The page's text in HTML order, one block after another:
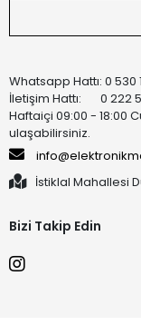
Whatsapp Hattı: 0 530
İletişim Hattı: 0 222
Haftaiçi 09:00 - 18:00
ulaşabilirsiniz.
İstiklal Mahallesi
Bizi Takip Edin